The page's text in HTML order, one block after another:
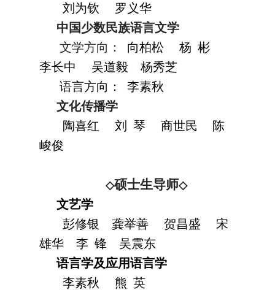
刘为钦
罗义华
中国少数民族语言文学
文学方向：
向柏松
杨 彬
李长中
吴道毅
杨秀芝
语言方向：
李素秋
文化传播学
陶喜红
刘 琴 商世民
陈
峻俊
◇硕士生导师◇
文艺学
彭修银
龚举善 贺昌盛
宋
雄华
李 锋
吴震东
语言学及应用语言学
李素秋
熊 英